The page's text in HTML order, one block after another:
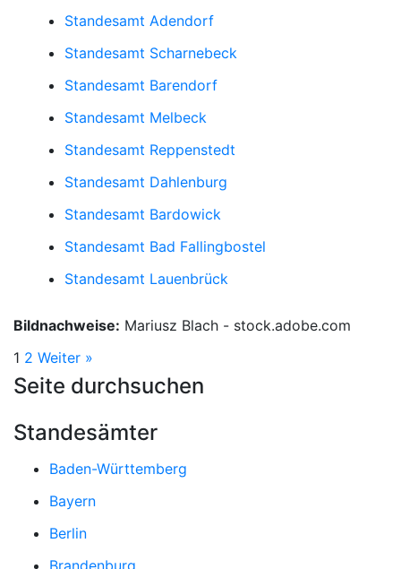
Standesamt Adendorf
Standesamt Scharnebeck
Standesamt Barendorf
Standesamt Melbeck
Standesamt Reppenstedt
Standesamt Dahlenburg
Standesamt Bardowick
Standesamt Bad Fallingbostel
Standesamt Lauenbrück
Bildnachweise: Mariusz Blach - stock.adobe.com
1 2 Weiter »
Seite durchsuchen
Standesämter
Baden-Württemberg
Bayern
Berlin
Brandenburg